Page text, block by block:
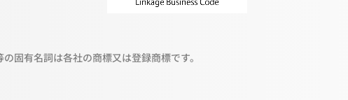
固有名詞は各社の商標又は登録商標です。